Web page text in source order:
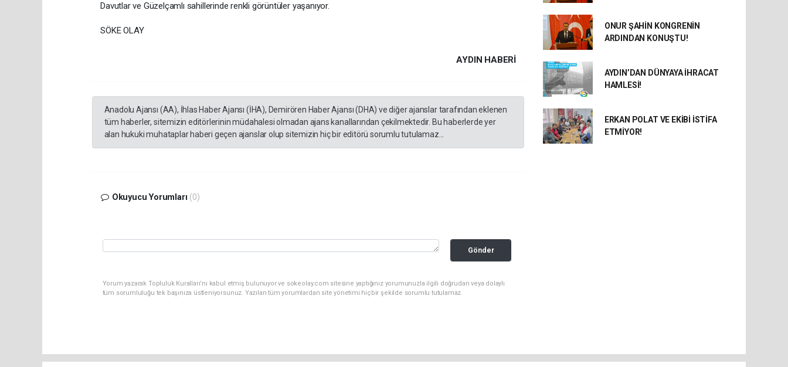
Davutlar ve Güzelçamlı sahillerinde renkli görüntüler yaşanıyor.
SÖKE OLAY
AYDIN HABERİ
Anadolu Ajansı (AA), İhlas Haber Ajansı (İHA), Demirören Haber Ajansı (DHA) ve diğer ajanslar tarafından eklenen
tüm haberler, sitemizin editörlerinin müdahalesi olmadan ajans kanallarından çekilmektedir. Bu haberlerde yer
alan hukuki muhataplar haberi geçen ajanslar olup sitemizin hiç bir editörü sorumlu tutulamaz...
Okuyucu Yorumları (0)
Gönder
Yorum yazarak Topluluk Kuralları’nı kabul etmiş bulunuyor ve sokeolay.com sitesine yaptığınız yorumunuzla ilgili doğrudan veya dolaylı
tüm sorumluluğu tek başınıza üstleniyorsunuz. Yazılan tüm yorumlardan site yönetimi hiçbir şekilde sorumlu tutulamaz.
ONUR ŞAHİN KONGRENİN
ARDINDAN KONUŞTU!
AYDIN’DAN DÜNYAYA İHRACAT
HAMLESİ!
ERKAN POLAT VE EKİBİ İSTİFA
ETMİYOR!